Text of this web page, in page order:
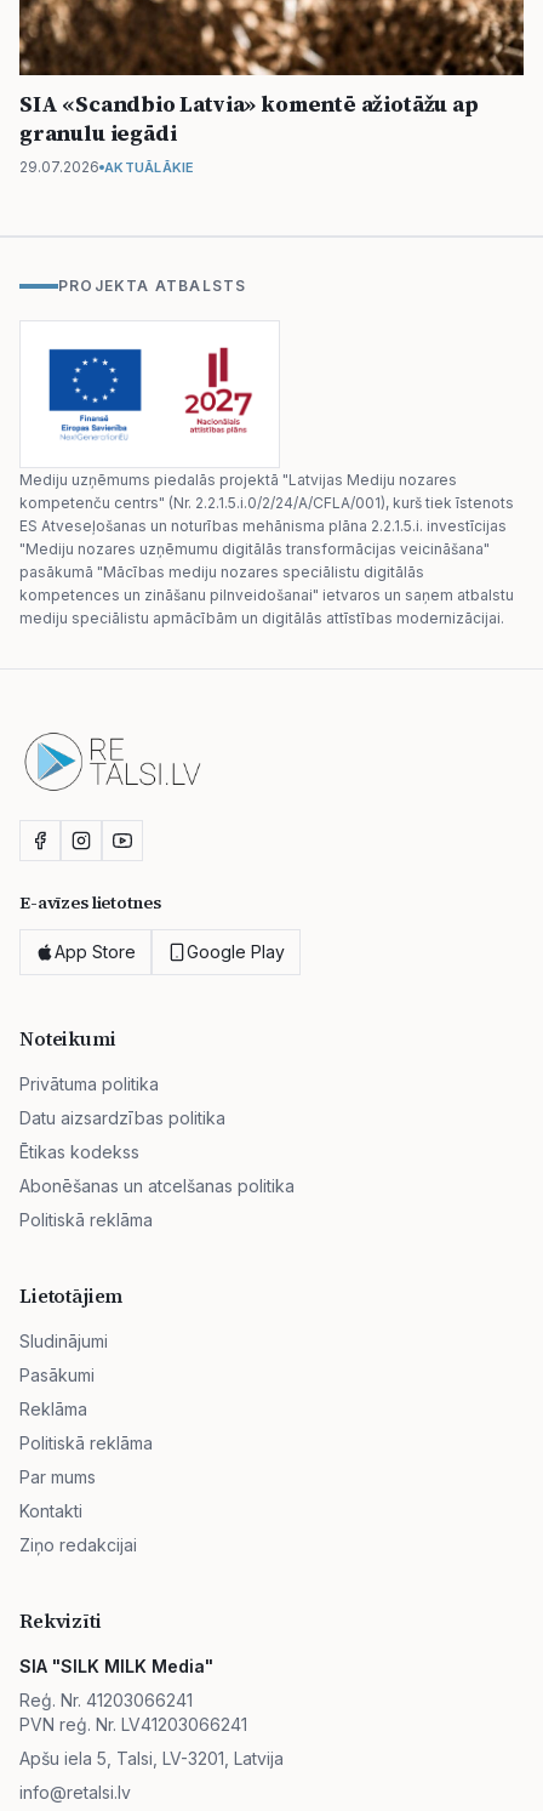
SIA «Scandbio Latvia» komentē ažiotāžu ap
granulu iegādi
29.07.2026 AKTUĀLĀKIE
PROJEKTA ATBALSTS
Mediju uzņēmums piedalās projektā "Latvijas Mediju nozares
kompetenču centrs" (Nr. 2.2.1.5.i.0/2/24/A/CFLA/001), kurš tiek īstenots
ES Atveseļošanas un noturības mehānisma plāna 2.2.1.5.i. investīcijas
"Mediju nozares uzņēmumu digitālās transformācijas veicināšana"
pasākumā "Mācības mediju nozares speciālistu digitālās
kompetences un zināšanu pilnveidošanai" ietvaros un saņem atbalstu
mediju speciālistu apmācībām un digitālās attīstības modernizācijai.
E-avīzes lietotnes
App Store Google Play
Noteikumi
Privātuma politika
Datu aizsardzības politika
Ētikas kodekss
Abonēšanas un atcelšanas politika
Politiskā reklāma
Lietotājiem
Sludinājumi
Pasākumi
Reklāma
Politiskā reklāma
Par mums
Kontakti
Ziņo redakcijai
Rekvizīti
SIA "SILK MILK Media"
Reģ. Nr. 41203066241
PVN reģ. Nr. LV41203066241
Apšu iela 5, Talsi, LV-3201, Latvija
info@retalsi.lv